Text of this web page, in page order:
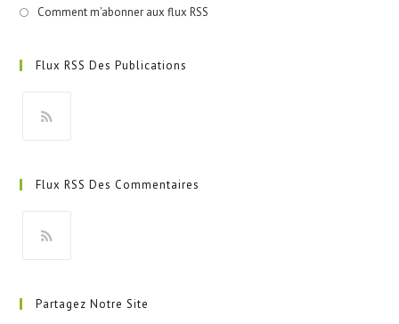
Comment m'abonner aux flux RSS
Flux RSS Des Publications
un
onglet
Flux RSS Des Commentaires
un
Partagez Notre Site